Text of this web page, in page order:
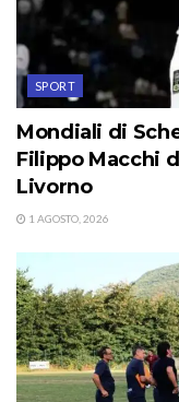
SPORT
Mondiali di
Filippo Macchi
Livorno
1 AGOSTO, 2026